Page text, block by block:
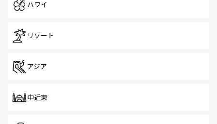
ハワイ
リゾート
アジア
中近東